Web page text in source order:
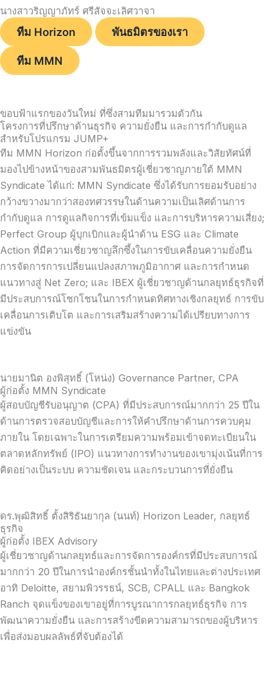
นางสาวริญญาภัทร์ ศรีสัจจะเลิศวาจา
ทีม Horizon พันธมิตรของเรา
ทีม MMN
ขอบฟ้าแรกของวันใหม่ ที่ซึ่งสามทีมมารวมตัวกัน
โครงการที่ปรึกษาด้านธุรกิจ ความยั่งยืน และการกำกับดูแล
สำหรับโปรแกรม JUMP+
ทีม MMN Horizon ก่อตั้งขึ้นจากการรวมพลังและวิสัยทัศน์ที่
มองไปข้างหน้าของสามพันธมิตรผู้เชี่ยวชาญภายใต้ MMN
Syndicate ได้แก่: MMN Syndicate ซึ่งได้รับการยอมรับอย่าง
กว้างขวางมากว่าสองทศวรรษในด้านความเป็นเลิศด้านการ
กำกับดูแล การดูแลกิจการที่เข้มแข็ง และการบริหารความเสี่ยง;
Perfect Group ผู้บุกเบิกและผู้นำด้าน ESG และ Climate
Action ที่มีความเชี่ยวชาญลึกซึ้งในการขับเคลื่อนความยั่งยืน
การจัดการการเปลี่ยนแปลงสภาพภูมิอากาศ และการกำหนด
แนวทางสู่ Net Zero; และ IBEX ผู้เชี่ยวชาญด้านกลยุทธ์ธุรกิจที่
มีประสบการณ์โชกโชนในการกำหนดทิศทางเชิงกลยุทธ์ การขับ
เคลื่อนการเติบโต และการเสริมสร้างความได้เปรียบทางการ
แข่งขัน
นายมานิต องพิสุทธิ์ (โหน่ง) Governance Partner, CPA
ผู้ก่อตั้ง MMN Syndicate
ผู้สอบบัญชีรับอนุญาต (CPA) ที่มีประสบการณ์มากกว่า 25 ปีใน
ด้านการตรวจสอบบัญชีและการให้คำปรึกษาด้านการควบคุม
ภายใน โดยเฉพาะในการเตรียมความพร้อมเข้าจดทะเบียนใน
ตลาดหลักทรัพย์ (IPO) แนวทางการทำงานของเขามุ่งเน้นที่การ
คิดอย่างเป็นระบบ ความชัดเจน และกระบวนการที่ยั่งยืน
ดร.พุฒิสิทธิ์ ตั้งสิริธันยากุล (นนท์) Horizon Leader, กลยุทธ์
ธุรกิจ
ผู้ก่อตั้ง IBEX Advisory
ผู้เชี่ยวชาญด้านกลยุทธ์และการจัดการองค์กรที่มีประสบการณ์
มากกว่า 20 ปีในการนำองค์กรชั้นนำทั้งในไทยและต่างประเทศ
อาทิ Deloitte, สยามพิวรรธน์, SCB, CPALL และ Bangkok
Ranch จุดแข็งของเขาอยู่ที่การบูรณาการกลยุทธ์ธุรกิจ การ
พัฒนาความยั่งยืน และการสร้างขีดความสามารถของผู้บริหาร
เพื่อส่งมอบผลลัพธ์ที่จับต้องได้